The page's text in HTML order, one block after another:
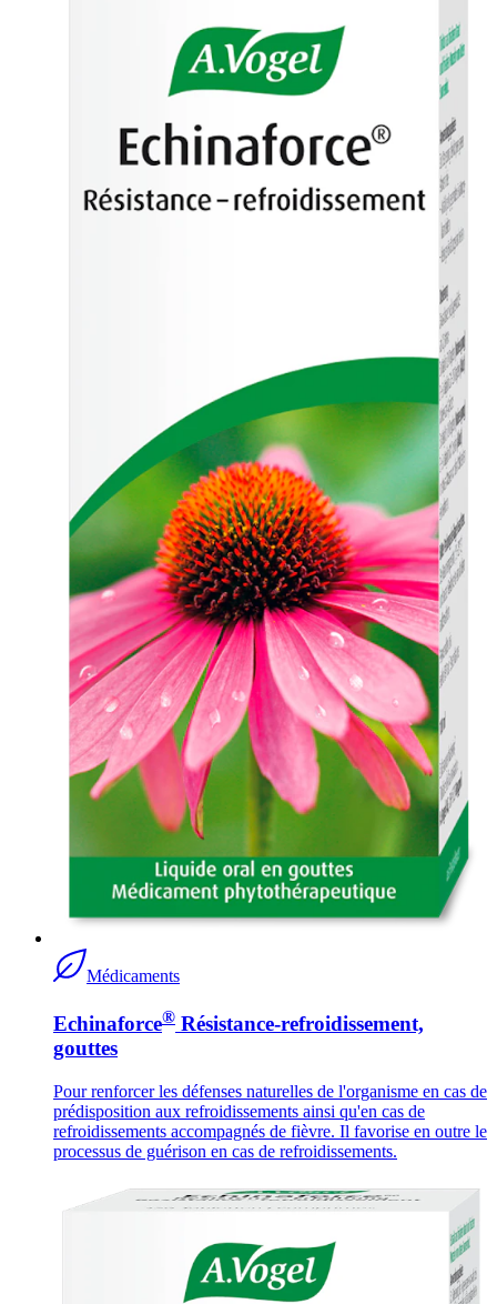
Médicaments
Echinaforce® Résistance-refroidissement,
gouttes
Pour renforcer les défenses naturelles de l'organisme en cas de
prédisposition aux refroidissements ainsi qu'en cas de
refroidissements accompagnés de fièvre. Il favorise en outre le
processus de guérison en cas de refroidissements.